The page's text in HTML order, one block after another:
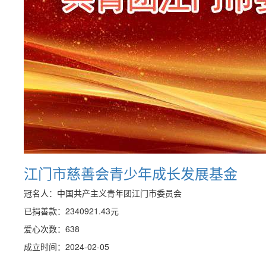
江门市慈善会青少年成长发展基金
冠名人：中国共产主义青年团江门市委员会
已捐善款： 2340921.43元
爱心次数：638
成立时间：2024-02-05